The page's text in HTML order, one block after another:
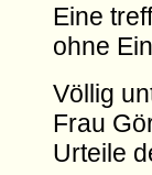
Eine
ohne
Völlig
Frau
Urteile